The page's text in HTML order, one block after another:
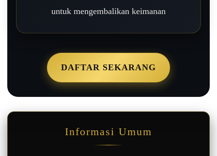
untuk mengembalikan keimanan
DAFTAR SEKARANG
Informasi Umum